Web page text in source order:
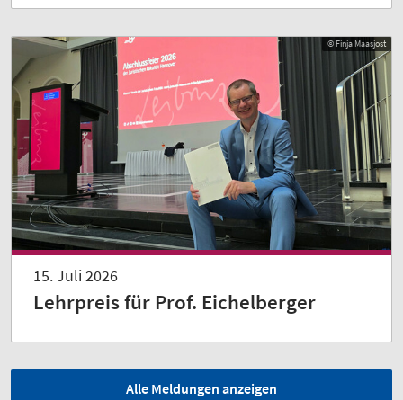
© Finja Maasjost
15. Juli 2026
Lehrpreis für Prof. Eichelberger
Alle Meldungen anzeigen